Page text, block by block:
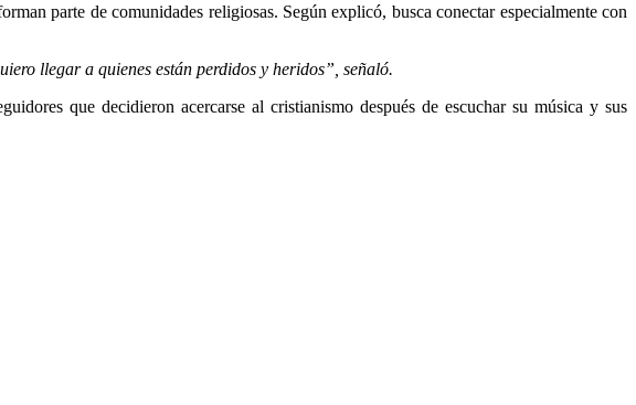
parte de comunidades religiosas. Según explicó, busca conectar especialmente con
llegar a quienes están perdidos y heridos”, señaló.
que decidieron acercarse al cristianismo después de escuchar su música y sus